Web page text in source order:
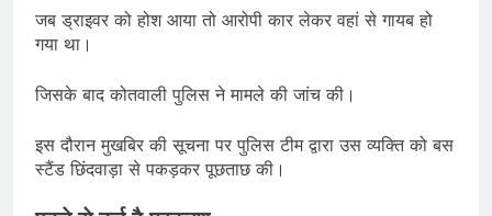
जब ड्राइवर को होश आया तो आरोपी कार लेकर वहां से गायब हो
गया था।
जिसके बाद कोतवाली पुलिस ने मामले की जांच की।
इस दौरान मुखबिर की सूचना पर पुलिस टीम द्वारा उस व्यक्ति को बस
स्टैंड छिंदवाड़ा से पकड़कर पूछताछ की।